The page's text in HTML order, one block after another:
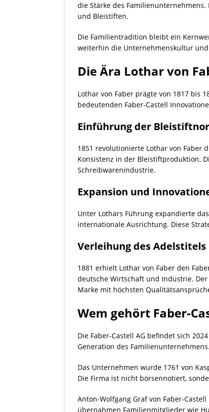
die Stärke des
und Bleistiften.
Die Familientradition bleibt ein
weiterhin die Unternehmenskultur
Die Ära Lothar von
Lothar von Faber prägte von 1817 bis
bedeutenden Faber-Castell
Einführung der
1851 revolutionierte Lothar von Faber
Konsistenz in der Bleistiftproduktion.
Schreibwarenindustrie.
Expansion und
Unter Lothars Führung expandierte
internationale Ausrichtung. Diese
Verleihung des Adelstitels
1881 erhielt Lothar von Faber den
deutsche Wirtschaft und Industrie.
Marke mit höchsten
Wem gehört Faber-
Die Faber-Castell AG befindet sich
Generation des
Das Unternehmen wurde 1761 von
Die Firma ist nicht börsennotiert,
Anton-Wolfgang Graf von Faber-
übernahmen Familienmitglieder wie